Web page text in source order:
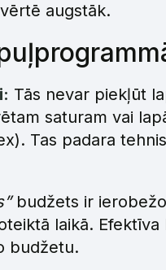
augstāk.
Tās nevar piekļūt
saturam vai
Tas padara
budžets ir
laikā.
budžetu.